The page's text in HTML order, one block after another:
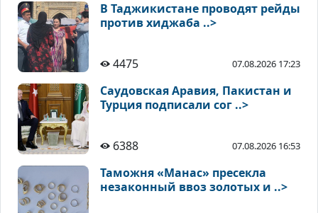
В Таджикистане проводят рейды
против хиджаба ..>
4475 07.08.2026 17:23
Саудовская Аравия, Пакистан и
Турция подписали сог ..>
6388 07.08.2026 16:53
Таможня «Манас» пресекла
незаконный ввоз золотых и ..>